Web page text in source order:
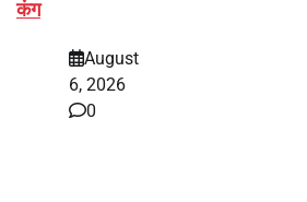
कंग
August
6, 2026
0